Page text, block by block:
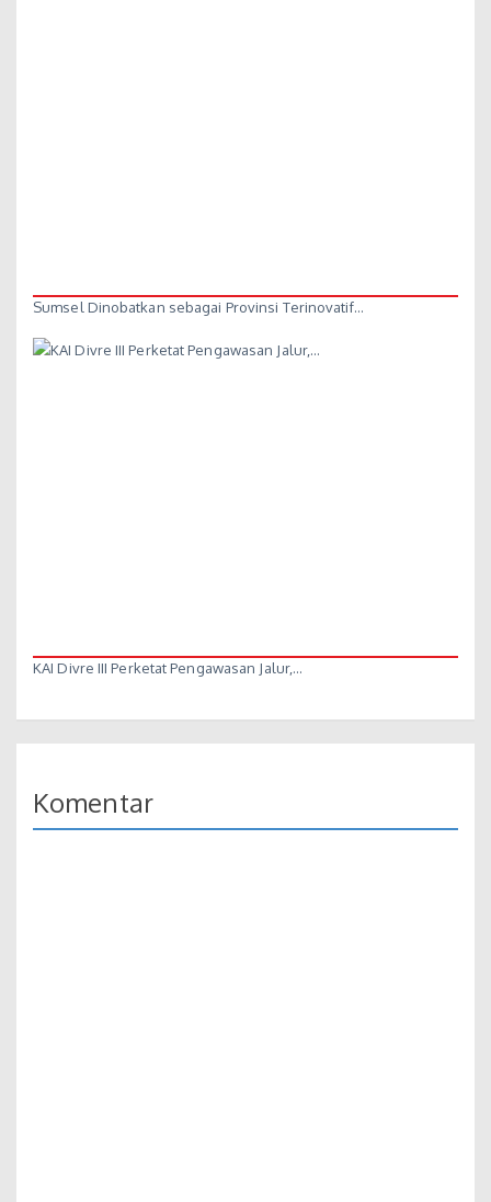
Sumsel Dinobatkan sebagai Provinsi Terinovatif…
KAI Divre III Perketat Pengawasan Jalur,…
Komentar